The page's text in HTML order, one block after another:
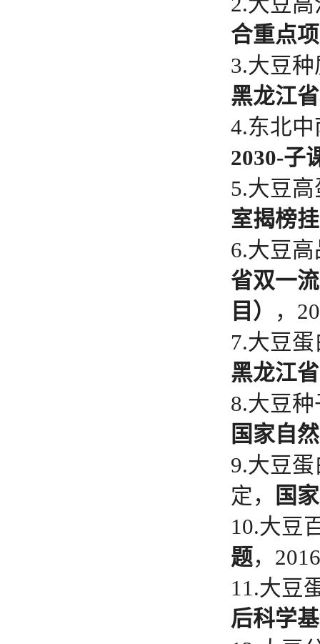
合重点
3.大豆
黑龙江
4.东北
2030-子
5.大豆
室揭榜
6.大豆
省双一
目）
，
7.大豆
黑龙江
8.大豆
国家自
9.大豆
定，
国
10.大豆
题，
11.大豆
后科学